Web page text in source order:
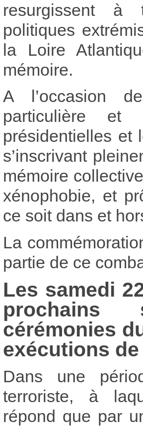
resurgissent à
politiques
la Loire
mémoire.
A l’occasion
particulière
présidentielles et
s’inscrivant
mémoire
xénophobie, et
ce soit dans et
La
partie de ce
Les samedi
prochains
cérémonies
exécutions
Dans une
terroriste, à
répond que par